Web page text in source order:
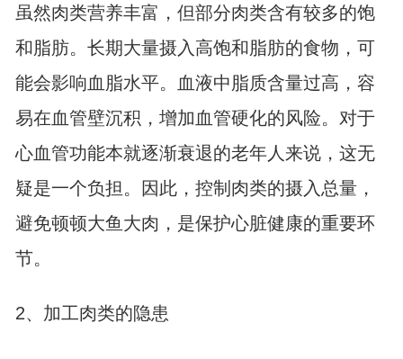
虽然肉类营养丰富，但部分肉类含有较多的饱
和脂肪。长期大量摄入高饱和脂肪的食物，可
能会影响血脂水平。血液中脂质含量过高，容
易在血管壁沉积，增加血管硬化的风险。对于
心血管功能本就逐渐衰退的老年人来说，这无
疑是一个负担。因此，控制肉类的摄入总量，
避免顿顿大鱼大肉，是保护心脏健康的重要环
节。
2、加工肉类的隐患